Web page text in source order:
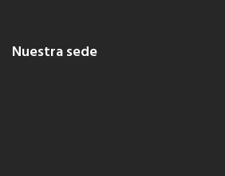
Nuestra sede